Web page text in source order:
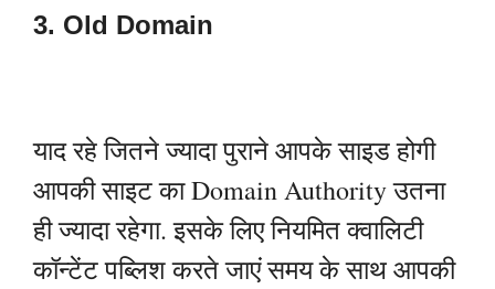
3. Old Domain
याद रहे जितने ज्यादा पुराने आपके साइड होगी
आपकी साइट का Domain Authority उतना
ही ज्यादा रहेगा. इसके लिए नियमित क्वालिटी
कॉन्टेंट पब्लिश करते जाएं समय के साथ आपकी